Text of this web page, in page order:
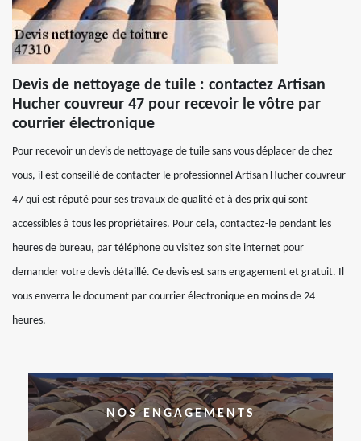
Devis de nettoyage de tuile : contactez Artisan
Hucher couvreur 47 pour recevoir le vôtre par
courrier électronique
Pour recevoir un devis de nettoyage de tuile sans vous déplacer de chez
vous, il est conseillé de contacter le professionnel Artisan Hucher couvreur
47 qui est réputé pour ses travaux de qualité et à des prix qui sont
accessibles à tous les propriétaires. Pour cela, contactez-le pendant les
heures de bureau, par téléphone ou visitez son site internet pour
demander votre devis détaillé. Ce devis est sans engagement et gratuit. Il
vous enverra le document par courrier électronique en moins de 24
heures.
NOS ENGAGEMENTS